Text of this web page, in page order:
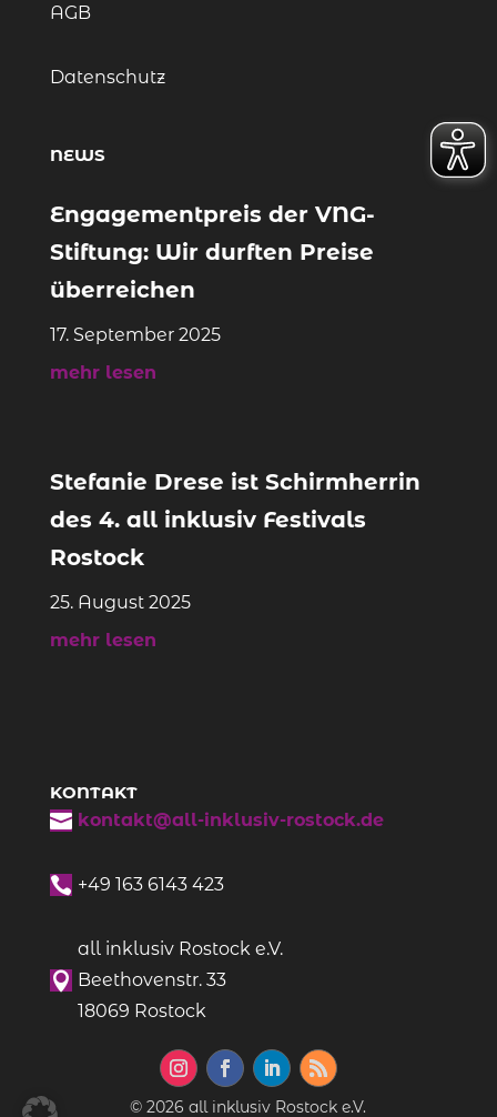
AGB
Datenschutz
NEWS
Engagementpreis der VNG-
Stiftung: Wir durften Preise
überreichen
17. September 2025
mehr lesen
Stefanie Drese ist Schirmherrin
des 4. all inklusiv Festivals
Rostock
25. August 2025
mehr lesen
KONTAKT
 kontakt@all-inklusiv-rostock.de
 +49 163 6143 423

all inklusiv Rostock e.V.
Beethovenstr. 33
18069 Rostock
© 2026 all inklusiv Rostock e.V.